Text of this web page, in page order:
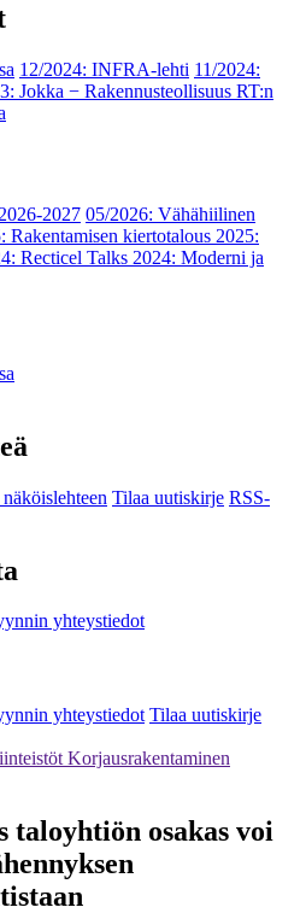
12/2024: INFRA-lehti 11/2024:
Jokka − Rakennusteollisuus RT:n
2027 05/2026: Vähähiilinen
Rakentamisen kiertotalous 2025:
Recticel Talks 2024: Moderni ja
Tilaa uutiskirje RSS-
yhteystiedot
yhteystiedot Tilaa uutiskirje
Korjausrakentaminen
taloyhtiön osakas voi